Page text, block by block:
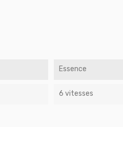
Essence
6 vitesses